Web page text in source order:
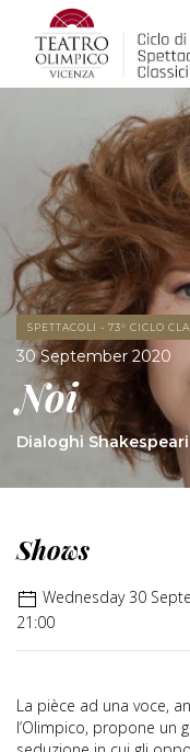
SPETTACOLI - 73° CICLO
30 September 2020
Noi
Dialoghi
Shows
Wednesday 30
21:00
La pièce ad una voce,
l’Olimpico, propone un